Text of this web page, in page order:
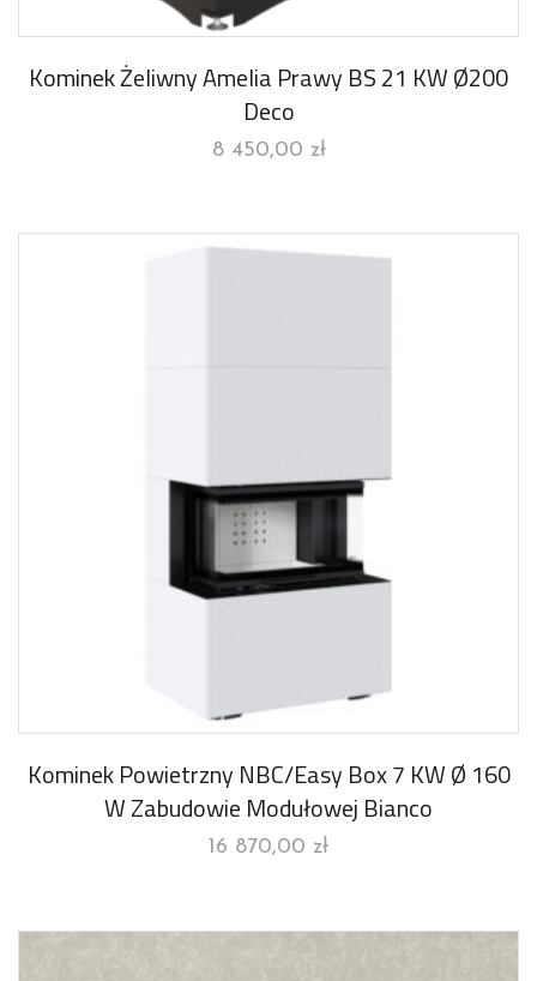
Kominek Żeliwny Amelia Prawy BS 21 KW Ø200
Deco
8 450,00 zł
Kominek Powietrzny NBC/Easy Box 7 KW Ø 160
W Zabudowie Modułowej Bianco
16 870,00 zł